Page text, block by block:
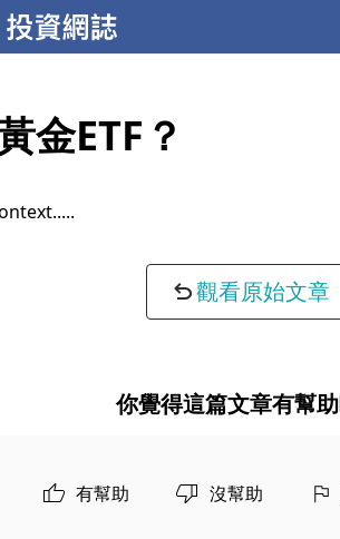
金ETF？
possibilities...
觀看原始文章
你覺得這篇文章有幫
有幫助 沒幫助